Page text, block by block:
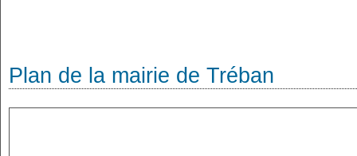
Plan de la mairie de Tréban